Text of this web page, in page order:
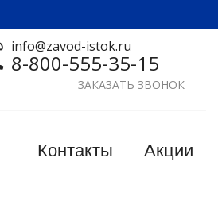
info@zavod-istok.ru
8-800-555-35-15
ЗАКАЗАТЬ ЗВОНОК
Контакты Акции